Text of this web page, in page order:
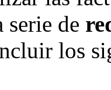
de
los